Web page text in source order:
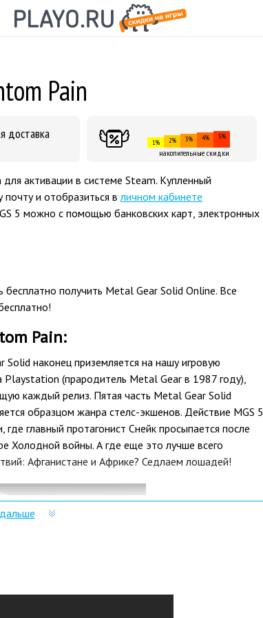
Pain
доставка
1% 2% 3% 4% 5%
накопительные скидки
активации в системе Steam. Купленный
и отобразиться вличном кабинете
5 можно с помощью банковских карт, электронных
получить Metal Gear Solid Online. Все
Pain:
наконец приземляется на нашу игровую
(прародитель Metal Gear в 1987 году),
каждый релиз. Пятая часть Metal Gear Solid
образцом жанра стелс-экшенов. Действие MGS 5
главный протагонист Снейк просыпается после
Холодной войны. А где еще это лучше всего
Афганистане и Африке? Седлаем лошадей!